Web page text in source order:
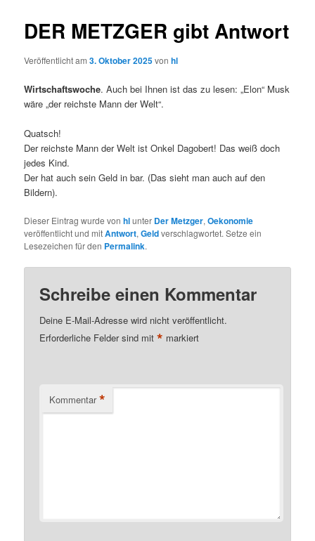
DER METZGER gibt Antwort
Veröffentlicht am3. Oktober 2025vonhl
Wirtschaftswoche. Auch bei Ihnen ist das zu lesen: „Elon“ Musk
wäre „der reichste Mann der Welt“.
Quatsch!
Der reichste Mann der Welt ist Onkel Dagobert! Das weiß doch
jedes Kind.
Der hat auch sein Geld in bar. (Das sieht man auch auf den
Bildern).
Dieser Eintrag wurde vonhlunter Der Metzger,Oekonomie
veröffentlicht und mitAntwort,Geldverschlagwortet. Setze ein
Lesezeichen für den Permalink.
Schreibe einen Kommentar
Deine E-Mail-Adresse wird nicht veröffentlicht.
Erforderliche Felder sind mit* markiert
Kommentar *